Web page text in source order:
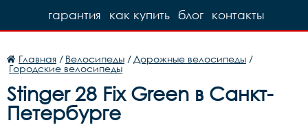
контакты
блог
как купить
гарантия
Главная / Велосипеды / Дорожные велосипеды /
Городские велосипеды
Stinger 28 Fix Green в Санкт-
Петербурге